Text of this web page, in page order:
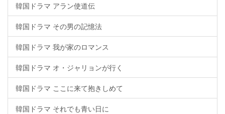
韓国ドラマ アラン使道伝
韓国ドラマ その男の記憶法
韓国ドラマ 我が家のロマンス
韓国ドラマ オ・ジャリョンが行く
韓国ドラマ ここに来て抱きしめて
韓国ドラマ それでも青い日に